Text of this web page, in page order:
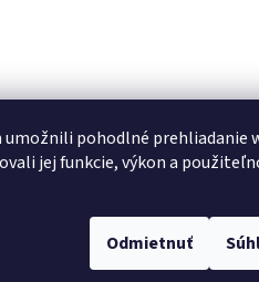
umožnili pohodlné prehliadanie
jej funkcie, výkon a
Odmietnuť